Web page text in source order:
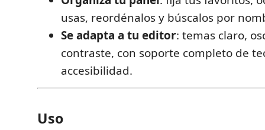
usas, reordénalos y búscalos por
Se adapta a tu editor: temas claro,
contraste, con soporte completo de
accesibilidad.
Uso